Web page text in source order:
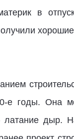
в
е годы. Она
латание дыр.